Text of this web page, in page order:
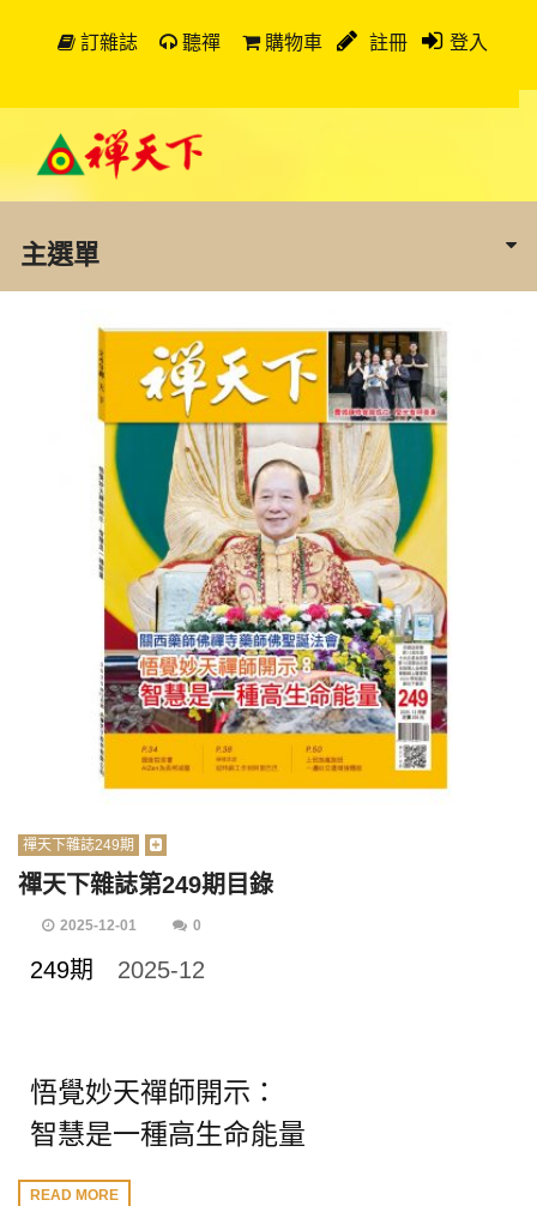
訂雜誌 聽禪 購物車 註冊 登入
主選單
禪天下雜誌249期
禪天下雜誌第249期目錄
2025-12-01 0
249期 2025-12
悟覺妙天禪師開示：
智慧是一種高生命能量
READ MORE